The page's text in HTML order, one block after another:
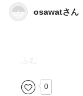
osawatさん
0